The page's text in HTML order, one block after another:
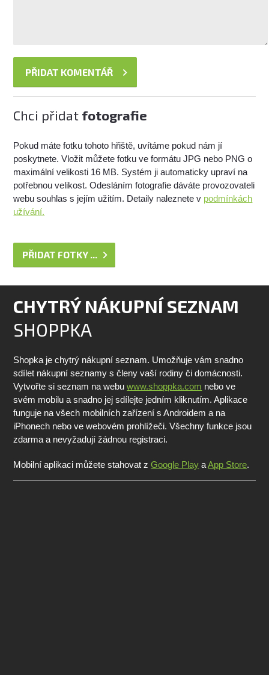
Chci přidat fotografie
Pokud máte fotku tohoto hřiště, uvítáme pokud nám jí
poskytnete. Vložit můžete fotku ve formátu JPG nebo PNG o
maximální velikosti 16 MB. Systém ji automaticky upraví na
potřebnou velikost. Odesláním fotografie dáváte provozovateli
webu souhlas s jejím užitím. Detaily naleznete v podmínkách
užívání.
PŘIDAT FOTKY ...
CHYTRÝ NÁKUPNÍ SEZNAM
SHOPPKA
Shopka je chytrý nákupní seznam. Umožňuje vám snadno
sdílet nákupní seznamy s členy vaší rodiny či domácnosti.
Vytvořte si seznam na webuwww.shoppka.com nebo ve
svém mobilu a snadno jej sdílejte jedním kliknutím. Aplikace
funguje na všech mobilních zařízení s Androidem a na
iPhonech nebo ve webovém prohlížeči. Všechny funkce jsou
zdarma a nevyžadují žádnou registraci.
Mobilní aplikaci můžete stahovat zGoogle Play aApp Store.